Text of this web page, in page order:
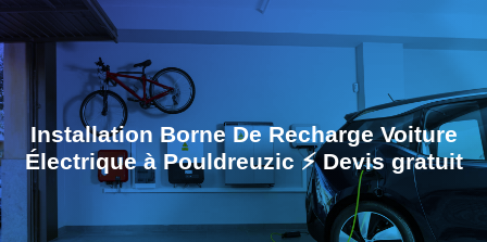
Installation Borne De Recharge Voiture
Électrique à Pouldreuzic ⚡️ Devis gratuit